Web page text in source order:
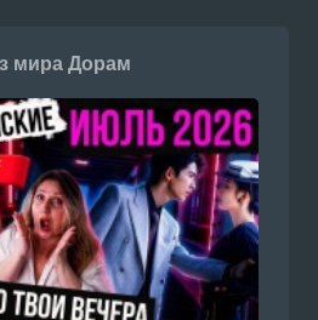
мира Дорам